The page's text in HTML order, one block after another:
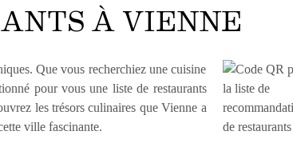
À VIENNE
Que vous recherchiez une cuisine
pour vous une liste de restaurants
les trésors culinaires que Vienne a
ville fascinante.